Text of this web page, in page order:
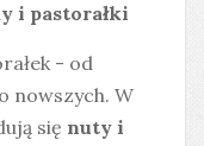
i pastorałki
- od
nowszych. W
się nuty i